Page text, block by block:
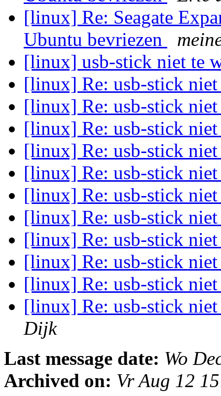
[linux] Re: Seagate
Ubuntu bevriezen
[linux] usb-stick niet te
[linux] Re: usb-stick
[linux] Re: usb-stick
[linux] Re: usb-stick
[linux] Re: usb-stick
[linux] Re: usb-stick
[linux] Re: usb-stick
[linux] Re: usb-stick
[linux] Re: usb-stick
[linux] Re: usb-stick
[linux] Re: usb-stick
[linux] Re: usb-stick
Dijk
Last message date: Wo
Archived on: Vr Aug 12